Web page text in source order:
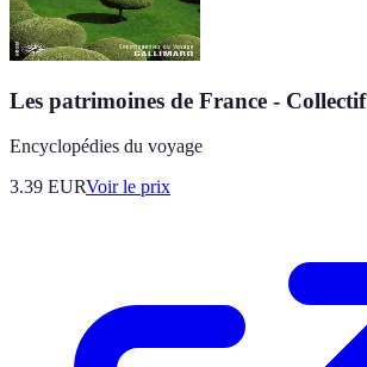
Les patrimoines de France - Collectif
Encyclopédies du voyage
3.39 EURVoir le prix